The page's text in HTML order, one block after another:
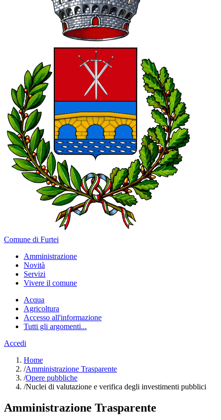
Comune di Furtei
Amministrazione
Novità
Servizi
Vivere il comune
Acqua
Agricoltura
Accesso all'informazione
Tutti gli argomenti...
Accedi
Home
/Amministrazione Trasparente
/Opere pubbliche
/Nuclei di valutazione e verifica degli investimenti pubblici
Amministrazione Trasparente